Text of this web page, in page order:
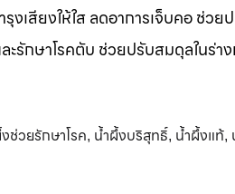
เสียงให้ใส ลดอาการเจ็บคอ ช่ว
รักษาโรคตับ ช่วยปรับสมดุลในร่าง
ช่วยรักษาโรค, น้ำผึ้งบริสุทธิ์, น้ำผึ้งแท้,